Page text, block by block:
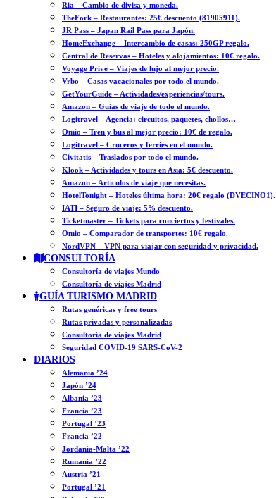
Ria – Cambio de divisa y moneda.
TheFork – Restaurantes: 25€ descuento (81905911).
JR Pass – Japan Rail Pass para Japón.
HomeExchange – Intercambio de casas: 250GP regalo.
Central de Reservas – Hoteles y alojamientos: 10€ regalo.
Voyage Privé – Viajes de lujo al mejor precio.
Vrbo – Casas vacacionales por todo el mundo.
GetYourGuide – Actividades/experiencias/tours.
Amazon – Guías de viaje de todo el mundo.
Logitravel – Agencia: circuitos, paquetes, chollos…
Omio – Tren y bus al mejor precio: 10€ de regalo.
Logitravel – Cruceros y ferries en el mundo.
Civitatis – Traslados por todo el mundo.
Klook – Actividades y tours en Asia: 5€ descuento.
Amazon – Artículos de viaje que necesitas.
HotelTonight – Hoteles última hora: 20€ regalo (DVECINO1).
IATI – Seguro de viaje: 5% descuento.
Ticketmaster – Tickets para conciertos y festivales.
Omio – Comparador de transportes: 10€ regalo.
NordVPN – VPN para viajar con seguridad y privacidad.
CONSULTORÍA
Consultoría de viajes Mundo
Consultoría de viajes Madrid
GUÍA TURISMO MADRID
Rutas genéricas y free tours
Rutas privadas y personalizadas
Consultoría de viajes Madrid
Seguridad COVID-19 SARS-CoV-2
DIARIOS
Alemania ’24
Japón ’24
Albania ’23
Francia ’23
Portugal ’23
Francia ’22
Jordania-Malta ’22
Rumanía ’22
Austria ’21
Portugal ’21